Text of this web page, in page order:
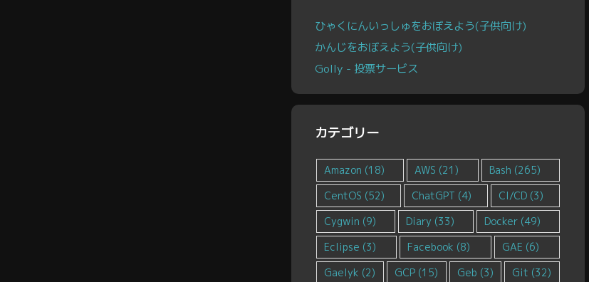
ひゃくにんいっしゅをおぼえよう(子供向け)
かんじをおぼえよう(子供向け)
Golly - 投票サービス
カテゴリー
Amazon (18) AWS (21) Bash (265)
CentOS (52) ChatGPT (4) CI/CD (3)
Cygwin (9) Diary (33) Docker (49)
Eclipse (3) Facebook (8) GAE (6)
Gaelyk (2) GCP(15) Geb (3) Git (32)